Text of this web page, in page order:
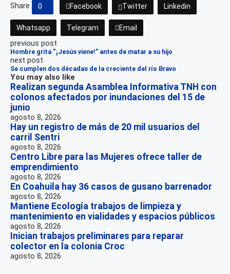
Share 0 Facebook Twitter Linkedin
Whatsapp Telegram Email
previous post
Hombre grita “¡Jesús viene!” antes de matar a su hijo
next post
Se cumplen dos décadas de la creciente del río Bravo
You may also like
Realizan segunda Asamblea Informativa TNH con
colonos afectados por inundaciones del 15 de
junio
agosto 8, 2026
Hay un registro de más de 20 mil usuarios del
carril Sentri
agosto 8, 2026
Centro Libre para las Mujeres ofrece taller de
emprendimiento
agosto 8, 2026
En Coahuila hay 36 casos de gusano barrenador
agosto 8, 2026
Mantiene Ecología trabajos de limpieza y
mantenimiento en vialidades y espacios públicos
agosto 8, 2026
Inician trabajos preliminares para reparar
colector en la colonia Croc
agosto 8, 2026